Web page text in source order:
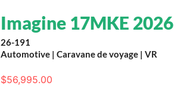
Imagine 17MKE 2026
26-191
Automotive | Caravane de voyage | VR
$56,995.00